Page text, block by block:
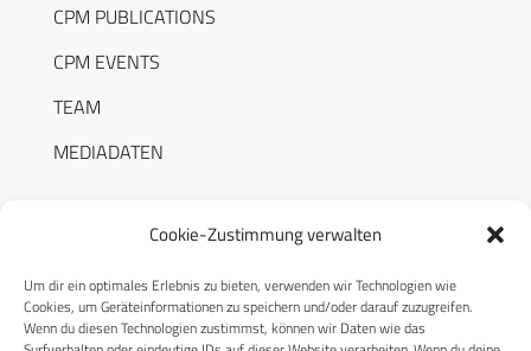
Cookie-Zustimmung verwalten
Um dir ein optimales Erlebnis zu bieten, verwenden wir Technologien wie
Cookies, um Geräteinformationen zu speichern und/oder darauf zuzugreifen.
Wenn du diesen Technologien zustimmst, können wir Daten wie das
CPM PUBLICATIONS
CPM EVENTS
TEAM
MEDIADATEN
RECHTLICHES